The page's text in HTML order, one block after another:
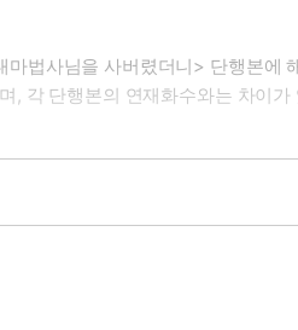
법사님을 사버렸더니> 단행본에
, 각 단행본의 연재화수와는 차이가